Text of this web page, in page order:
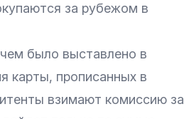
за рубежом в
было выставлено в
карты, прописанных в
взимают комиссию за